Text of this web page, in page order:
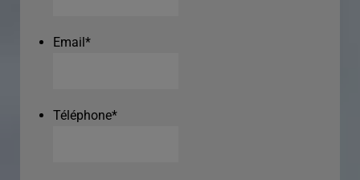
Email*
Téléphone*